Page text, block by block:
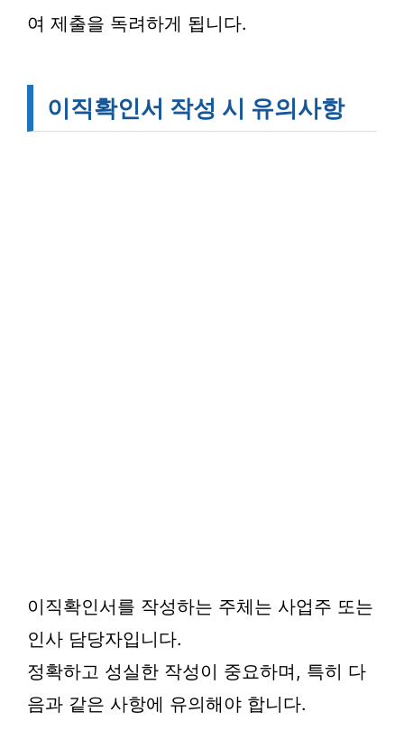
여 제출을 독려하게 됩니다.
이직확인서 작성 시 유의사항
이직확인서를 작성하는 주체는 사업주 또는
인사 담당자입니다.
정확하고 성실한 작성이 중요하며, 특히 다
음과 같은 사항에 유의해야 합니다.